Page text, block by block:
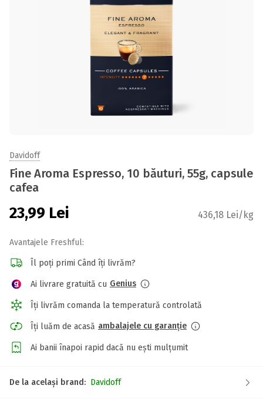
Davidoff
Fine Aroma Espresso, 10 băuturi, 55g, capsule
cafea
23,99 Lei 436,18 Lei/kg
Avantajele Freshful:
Îl poți primi Când îți livrăm?
Ai livrare gratuită cu Genius
Îți livrăm comanda la temperatură controlată
Îți luăm de acasă ambalajele cu garanție
Ai banii înapoi rapid dacă nu ești mulțumit
De la același brand: Davidoff